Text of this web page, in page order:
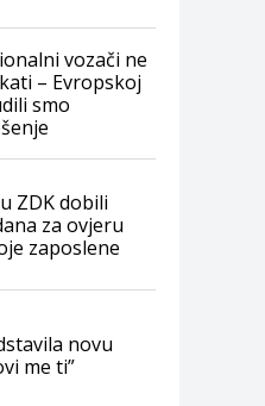
vozači ne
– Evropskoj
smo
ZDK dobili
za ovjeru
zaposlene
novu
me ti”